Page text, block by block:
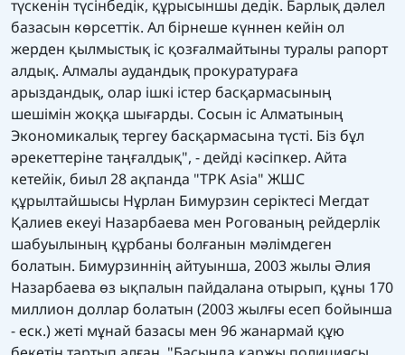
түскенін түсінбедік, құрысыншы дедік. Барлық дәлел
базасын көрсеттік. Ал бірнеше күннен кейін ол
жерден қылмыстық іс қозғалмайтыны туралы рапорт
алдық. Алмалы аудандық прокуратураға
арыздандық, олар ішкі істер басқармасының
шешімін жоққа шығарды. Сосын іс Алматының
Экономикалық тергеу басқармасына түсті. Біз бұл
әрекеттеріне таңғалдық", - дейді кәсіпкер. Айта
кетейік, биыл 28 ақпанда "TPK Asia" ЖШС
құрылтайшысы Нұрлан Бимурзин серіктесі Мегдат
Қалиев екеуі Назарбаева мен Рогованың рейдерлік
шабуылының құрбаны болғанын мәлімдеген
болатын. Бимурзиннің айтуынша, 2003 жылы Әлия
Назарбаева өз ықпалын пайдалана отырып, құны 170
миллион доллар болатын (2003 жылғы есеп бойынша
- еск.) жеті мұнай базасы мен 96 жанармай құю